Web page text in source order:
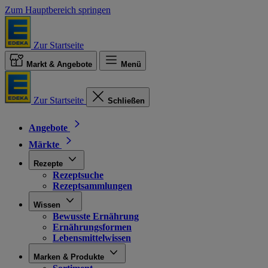
Zum Hauptbereich springen
Zur Startseite
Markt & Angebote Menü
Zur Startseite Schließen
Angebote
Märkte
Rezepte
Rezeptsuche
Rezeptsammlungen
Wissen
Bewusste Ernährung
Ernährungsformen
Lebensmittelwissen
Marken & Produkte